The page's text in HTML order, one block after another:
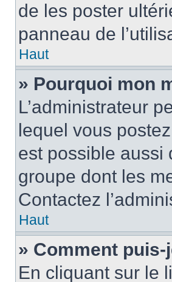
de les poster
panneau de
Haut
» Pourquoi mon
L’administrateur
lequel vous
est possible aussi
groupe dont les
Contactez
Haut
» Comment
En cliquant sur le